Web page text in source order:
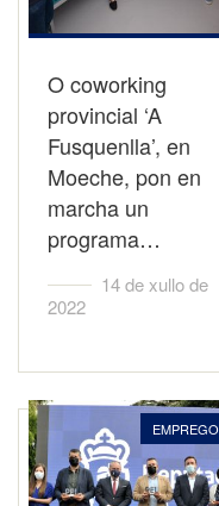
O coworking
provincial ‘A
Fusquenlla’, en
Moeche, pon en
marcha un
programa…
14 de xullo de
2022
EMPREGO